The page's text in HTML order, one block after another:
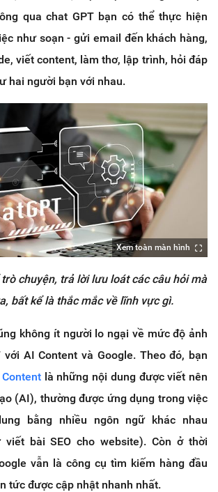
qua chat GPT bạn có thể thực hiện
như soạn - gửi email đến khách hàng,
viết content, làm thơ, lập trình, hỏi đáp
hai người bạn với nhau.
Xem toàn màn hình
trò chuyện, trả lời lưu loát các câu hỏi mà
bất kể là thắc mắc về lĩnh vực gì.
không ít người lo ngại về mức độ ảnh
với AI Content và Google. Theo đó, bạn
là những nội dung được viết nên
(AI), thường được ứng dụng trong việc
bằng nhiều ngôn ngữ khác nhau
viết bài SEO cho website). Còn ở thời
vẫn là công cụ tìm kiếm hàng đầu
tức được cập nhật nhanh nhất.